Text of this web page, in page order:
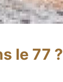
le 77 ?